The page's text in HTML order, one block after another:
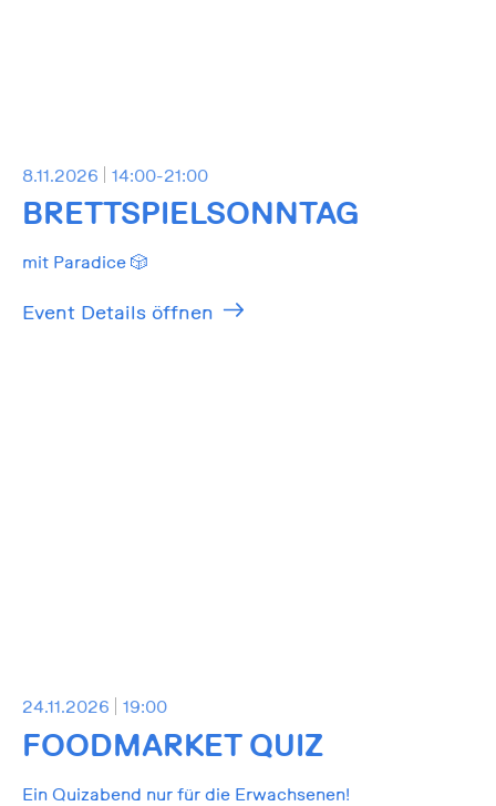
8.11.2026 14:00-21:00
BRETTSPIELSONNTAG
mit Paradice 🎲
Event Details öffnen
24.11.2026 19:00
FOODMARKET QUIZ
Ein Quizabend nur für die Erwachsenen!